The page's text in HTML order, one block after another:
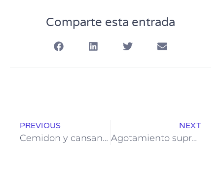
Comparte esta entrada
PREVIOUS
Cemidon y cansancio: ¿es eficaz este complejo vitamínico?
NEXT
Agotamiento suprarrenal y lipedema: Entendiendo el cansancio más allá del estrés